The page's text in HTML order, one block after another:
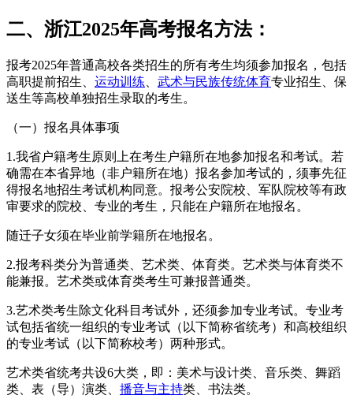
二、浙江2025年高考报名方法：
报考2025年普通高校各类招生的所有考生均须参加报名，包括
高职提前招生、 运动训练 武术与民族传统体育专业招生、保
送生等高校单独招生录取的考生。
（一）报名具体事项
1.我省户籍考生原则上在考生户籍所在地参加报名和考试。若
确需在本省异地（非户籍所在地）报名参加考试的，须事先征
得报名地招生考试机构同意。报考公安院校、军队院校等有政
审要求的院校、专业的考生，只能在户籍所在地报名。
随迁子女须在毕业前学籍所在地报名。
2.报考科类分为普通类、艺术类、体育类。艺术类与体育类不
能兼报。艺术类或体育类考生可兼报普通类。
3.艺术类考生除文化科目考试外，还须参加专业考试。专业考
试包括省统一组织的专业考试（以下简称省统考）和高校组织
的专业考试（以下简称校考）两种形式。
艺术类省统考共设6大类，即：美术与设计类、音乐类、舞蹈
类、表（导）演类、 播音与主持类、书法类。